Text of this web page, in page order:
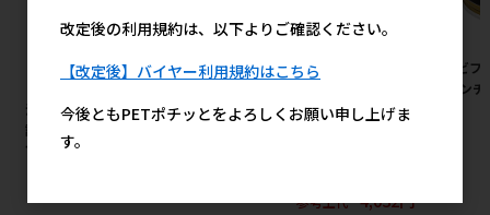
［ペティオ(直送)］ささみふわ
注単位・最低発注数量(納価合
計：税抜７万円以上)にご注意
下さい
［ペティオアドメイト(直送)］
ター ハード S ※メーカー直送
参考上代 4,032円
［デビ
ー ミン
改定後の利用規約は、以下よりご確認ください。
【改定後】バイヤー利用規約はこちら
今後ともPETポチッとをよろしくお願い申し上げま
す。